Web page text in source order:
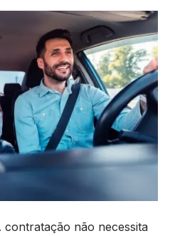
contratação não necessita